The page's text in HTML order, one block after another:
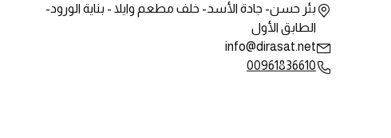
بئر حسن- جادة الأسد- خلف مطعم وايلا - بناية الورود-
الطابق الأول
info@dirasat.net
00961836610